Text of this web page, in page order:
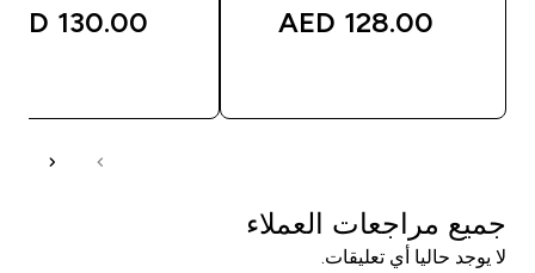
128.00 AED‎
130.00 AED‎
جميع مراجعات العملاء
لا يوجد حاليا أي تعليقات.